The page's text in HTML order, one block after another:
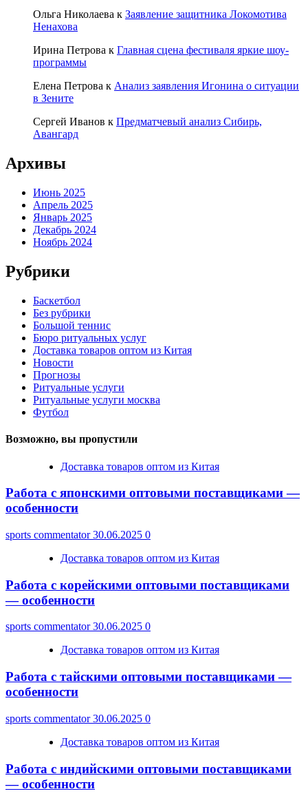
Ольга Николаева к Заявление защитника Локомотива
Ненахова
Ирина Петрова к Главная сцена фестиваля яркие шоу-
программы
Елена Петрова к Анализ заявления Игонина о ситуации
в Зените
Сергей Иванов к Предматчевый анализ Сибирь,
Авангард
Архивы
Июнь 2025
Апрель 2025
Январь 2025
Декабрь 2024
Ноябрь 2024
Рубрики
Баскетбол
Без рубрики
Большой теннис
Бюро ритуальных услуг
Доставка товаров оптом из Китая
Новости
Прогнозы
Ритуальные услуги
Ритуальные услуги москва
Футбол
Возможно, вы пропустили
Доставка товаров оптом из Китая
Работа с японскими оптовыми поставщиками —
особенности
sports commentator30.06.2025 0
Доставка товаров оптом из Китая
Работа с корейскими оптовыми поставщиками
— особенности
sports commentator30.06.2025 0
Доставка товаров оптом из Китая
Работа с тайскими оптовыми поставщиками —
особенности
sports commentator30.06.2025 0
Доставка товаров оптом из Китая
Работа с индийскими оптовыми поставщиками
— особенности